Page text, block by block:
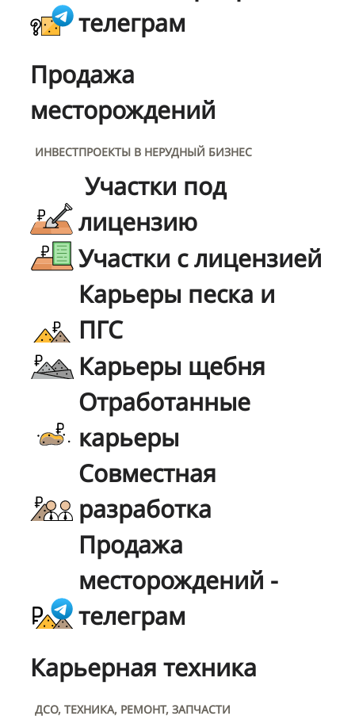
телеграм
Продажа
месторождений
ИНВЕСТПРОЕКТЫ В НЕРУДНЫЙ БИЗНЕС
Участки под
лицензию
Участки с лицензией
Карьеры песка и
ПГС
Карьеры щебня
Отработанные
карьеры
Совместная
разработка
Продажа
месторождений -
телеграм
Карьерная техника
ДСО, ТЕХНИКА, РЕМОНТ, ЗАПЧАСТИ